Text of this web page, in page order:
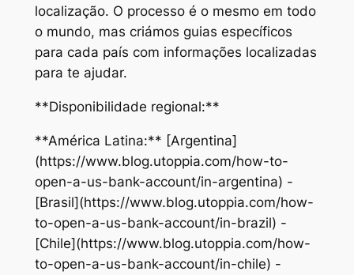
localização. O processo é o mesmo em todo
o mundo, mas criámos guias específicos
para cada país com informações localizadas
para te ajudar.
**Disponibilidade regional:**
**América Latina:** [Argentina]
(https://www.blog.utoppia.com/how-to-
open-a-us-bank-account/in-argentina) -
[Brasil](https://www.blog.utoppia.com/how-
to-open-a-us-bank-account/in-brazil) -
[Chile](https://www.blog.utoppia.com/how-
to-open-a-us-bank-account/in-chile) -